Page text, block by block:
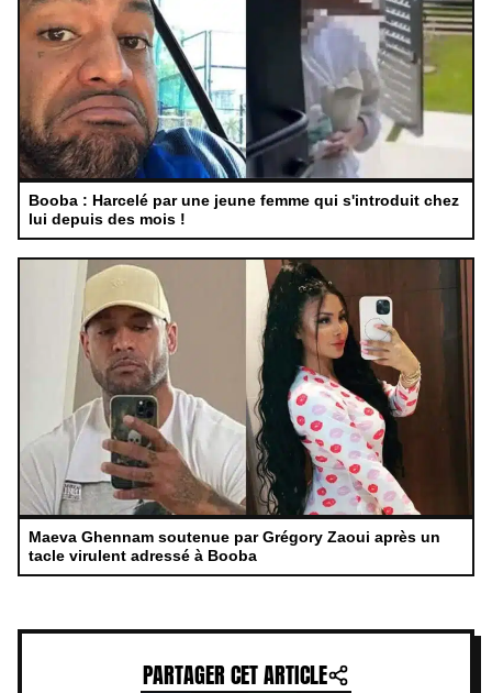
Booba : Harcelé par une jeune femme qui s'introduit chez
lui depuis des mois !
Maeva Ghennam soutenue par Grégory Zaoui après un
tacle virulent adressé à Booba
PARTAGER CET ARTICLE